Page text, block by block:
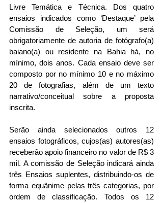
Livre Temática e Técnica. Dos quatro
ensaios indicados como ‘Destaque’ pela
Comissão de Seleção, um será
obrigatoriamente de autoria de fotógrafo(a)
baiano(a) ou residente na Bahia há, no
mínimo, dois anos. Cada ensaio deve ser
composto por no mínimo 10 e no máximo
20 de fotografias, além de um texto
narrativo/conceitual sobre a proposta
inscrita.
Serão ainda selecionados outros 12
ensaios fotográficos, cujos(as) autores(as)
receberão apoio financeiro no valor de R$ 3
mil. A comissão de Seleção indicará ainda
três Ensaios suplentes, distribuindo-os de
forma equânime pelas três categorias, por
ordem de classificação. Todos os 12